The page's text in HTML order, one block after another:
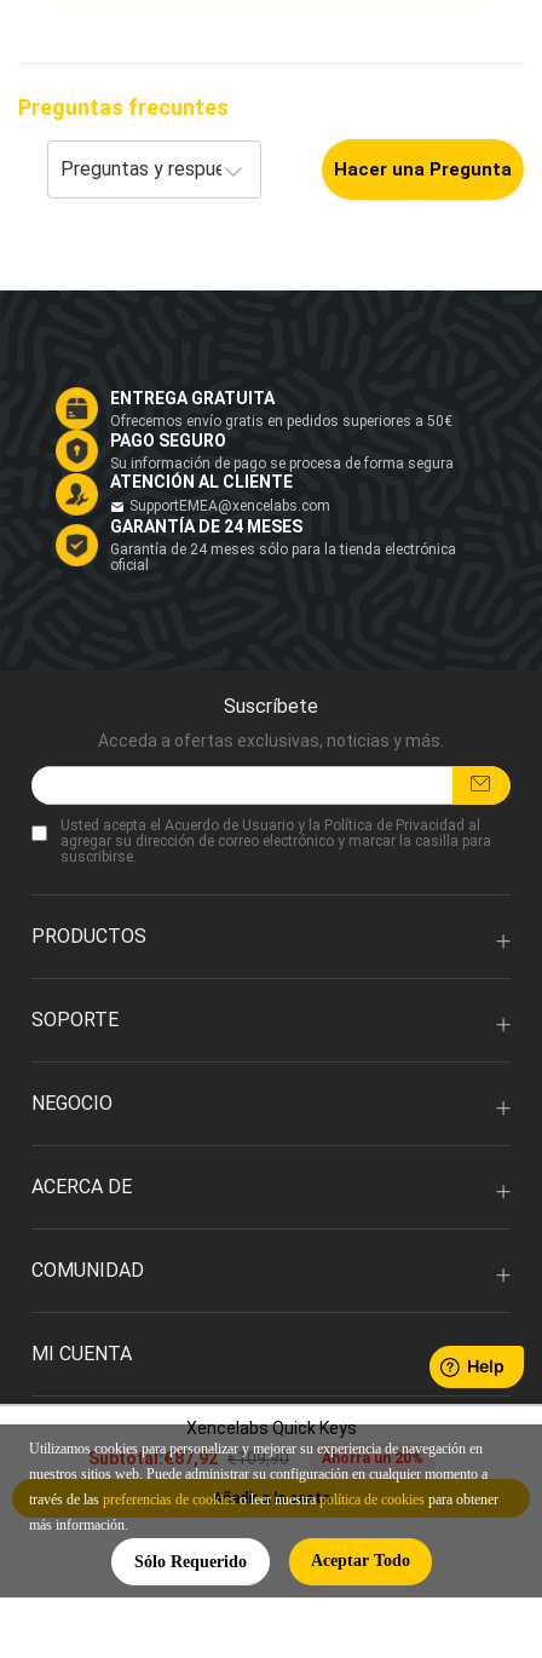
Xencelabs Quick Keys
Subtotal:€87,92 €109,90 Ahorra un 20%
Añadir a la cesta
Preguntas frecuntes
Hacer una Pregunta
ENTREGA GRATUITA
Ofrecemos envío gratis en pedidos superiores a 50€
PAGO SEGURO
Su información de pago se procesa de forma segura
ATENCIÓN AL CLIENTE
SupportEMEA@xencelabs.com
GARANTÍA DE 24 MESES
Garantía de 24 meses sólo para la tienda electrónica
oficial
Suscríbete
Acceda a ofertas exclusivas, noticias y más.
Usted acepta el Acuerdo de Usuario y la Política de Privacidad al
agregar su dirección de correo electrónico y marcar la casilla para
suscribirse.
PRODUCTOS
SOPORTE
NEGOCIO
ACERCA DE
COMUNIDAD
MI CUENTA
ESPAÑOL/EUR
Política de privacidad
Condiciones de uso
Utilizamos cookies para personalizar y mejorar su experiencia de navegación en
nuestros sitios web. Puede administrar su configuración en cualquier momento a
través de las preferencias de cookieso leer nuestrapolítica de cookies para obtener
más información.
Sólo Requerido Aceptar Todo